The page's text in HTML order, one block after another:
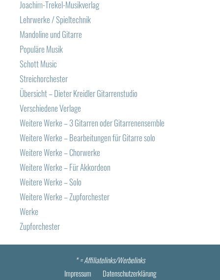
Joachim-Trekel-Musikverlag
Lehrwerke / Spieltechnik
Mandoline und Gitarre
Populäre Musik
Schott Music
Streichorchester
Übersicht – Dieter Kreidler Gitarrenstudio
Verschiedene Verlage
Weitere Werke – 3 Gitarren oder Gitarrenensemble
Weitere Werke – Bearbeitungen für Gitarre solo
Weitere Werke – Chorwerke
Weitere Werke – Für Akkordeon
Weitere Werke – Solo
Weitere Werke – Zupforchester
Werke
Zupforchester
* =Affiliatelinks/Werbelinks
Impressum
Datenschutzerklärung